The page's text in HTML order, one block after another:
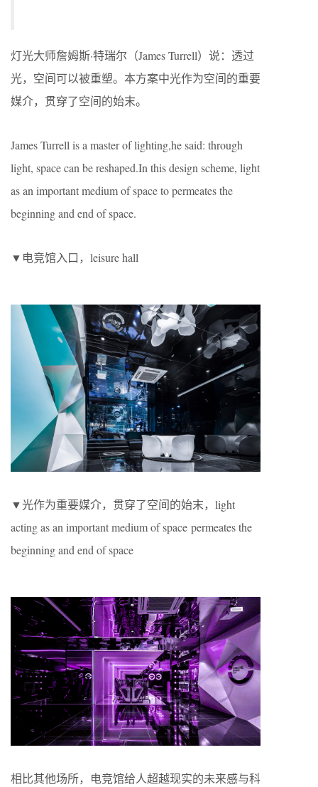
灯光大师詹姆斯·特瑞尔（James Turrell）说：透过
光，空间可以被重塑。本方案中光作为空间的重要
媒介，贯穿了空间的始末。
James Turrell is a master of lighting,he said: through
light, space can be reshaped.In this design scheme, light
as an important medium of space to permeates the
beginning and end of space.
▼电竞馆入口，leisure hall
▼光作为重要媒介，贯穿了空间的始末，light
acting as an important medium of space permeates the
beginning and end of space
相比其他场所，电竞馆给人超越现实的未来感与科